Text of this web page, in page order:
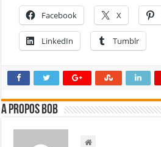
Facebook X
LinkedIn Tumblr
A propos bOb